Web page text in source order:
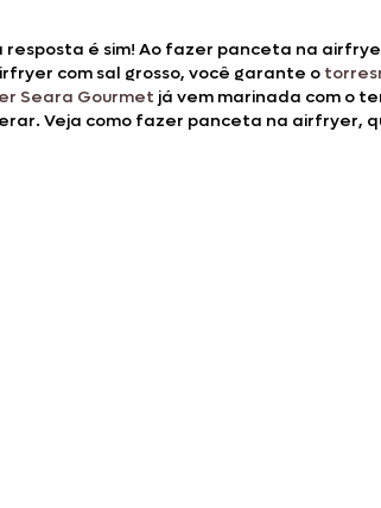
resposta é sim! Ao fazer panceta na
com sal grosso, você garante o
Seara Gourmet já vem marinada com o
Veja como fazer panceta na airfryer,